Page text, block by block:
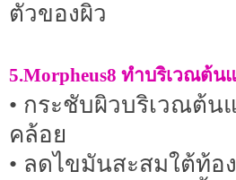
ตัวของผิว
5.Morpheus8 ทำบริเวณต้น
• กระชับผิวบริเวณต้
คล้อย
• ลดไขมันสะสมใต้ท้อ